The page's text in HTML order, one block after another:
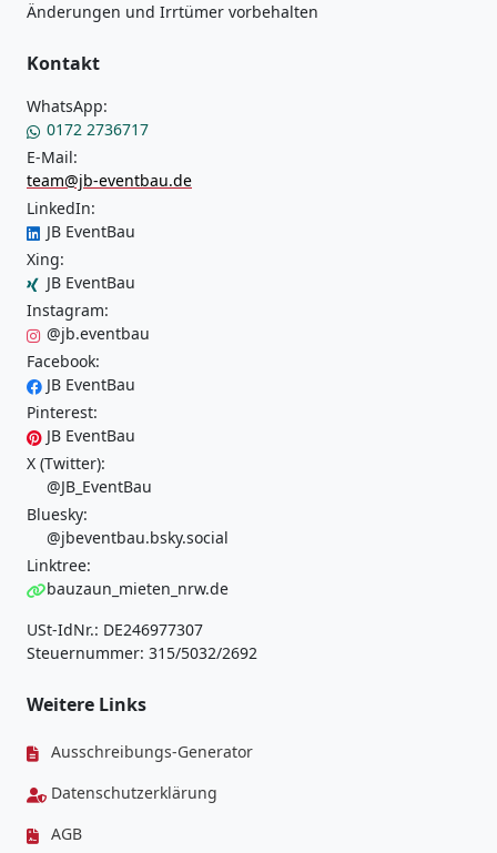
Änderungen und Irrtümer vorbehalten
Kontakt
WhatsApp:
0172 2736717
E-Mail:
team@jb-eventbau.de
LinkedIn:
JB EventBau
Xing:
JB EventBau
Instagram:
@jb.eventbau
Facebook:
JB EventBau
Pinterest:
JB EventBau
X (Twitter):
@JB_EventBau
Bluesky:
@jbeventbau.bsky.social
Linktree:
bauzaun_mieten_nrw.de
USt-IdNr.: DE246977307
Steuernummer: 315/5032/2692
Weitere Links
Ausschreibungs-Generator
Datenschutzerklärung
AGB